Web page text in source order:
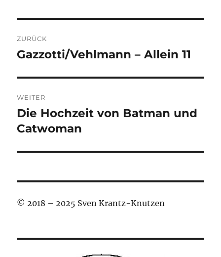
ZURÜCK
Vorheriger
Gazzotti/Vehlmann – Allein 11
WEITER
Nächster
Beitrag:
Die Hochzeit von Batman und
Catwoman
© 2018 – 2025 Sven Krantz-Knutzen